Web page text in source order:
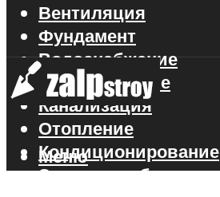
Вентиляция
Фундамент
Водоснабжение
Газоснабжение
Канализация
Отопление
Кондиционирование
Электроснабжение
Меню